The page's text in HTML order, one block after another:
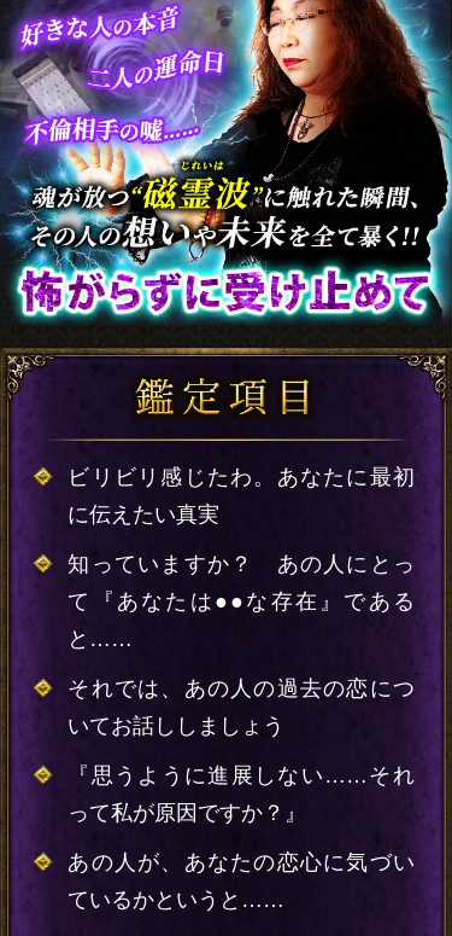
ビリビリ感じたわ。あなたに最初
に伝えたい真実
知っていますか？ あの人にとっ
て『あなたは●●な存在』である
と……
それでは、あの人の過去の恋につ
いてお話ししましょう
『思うように進展しない……それ
って私が原因ですか？』
あの人が、あなたの恋心に気づい
ているかというと……